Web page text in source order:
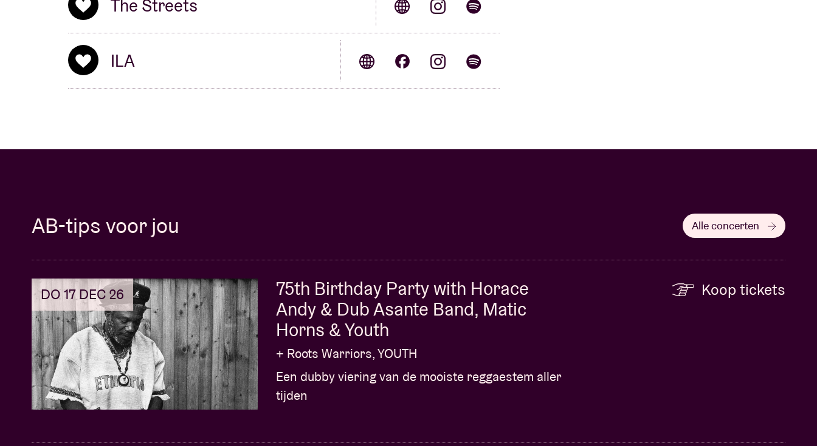
Skinner
The Streets
ILA
AB-tips voor jou Alle concerten
DO 17 DEC 26
75th Birthday Party with Horace
Andy & Dub Asante Band, Matic
Horns & Youth
+ Roots Warriors, YOUTH
Een dubby viering van de mooiste reggaestem aller
tijden
Koop tickets